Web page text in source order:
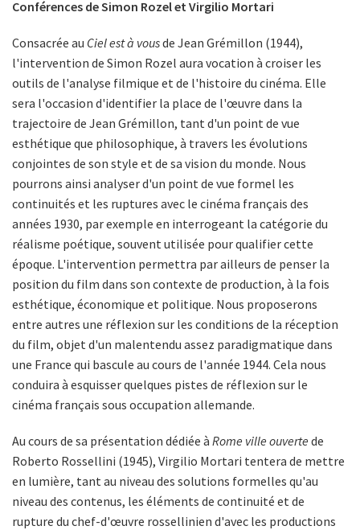
Conférences de Simon Rozel et Virgilio Mortari
Consacrée au Ciel est à vousde Jean Grémillon (1944),
l'intervention de Simon Rozel aura vocation à croiser les
outils de l'analyse filmique et de l'histoire du cinéma. Elle
sera l'occasion d'identifier la place de l'œuvre dans la
trajectoire de Jean Grémillon, tant d'un point de vue
esthétique que philosophique, à travers les évolutions
conjointes de son style et de sa vision du monde. Nous
pourrons ainsi analyser d'un point de vue formel les
continuités et les ruptures avec le cinéma français des
années 1930, par exemple en interrogeant la catégorie du
réalisme poétique, souvent utilisée pour qualifier cette
époque. L'intervention permettra par ailleurs de penser la
position du film dans son contexte de production, à la fois
esthétique, économique et politique. Nous proposerons
entre autres une réflexion sur les conditions de la réception
du film, objet d'un malentendu assez paradigmatique dans
une France qui bascule au cours de l'année 1944. Cela nous
conduira à esquisser quelques pistes de réflexion sur le
cinéma français sous occupation allemande.
Au cours de sa présentation dédiée à Rome ville ouverte de
Roberto Rossellini (1945), Virgilio Mortari tentera de mettre
en lumière, tant au niveau des solutions formelles qu'au
niveau des contenus, les éléments de continuité et de
rupture du chef-d'œuvre rossellinien d'avec les productions